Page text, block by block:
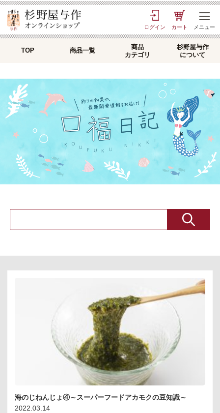
ログイン カート メニュー
TOP 商品一覧
商品
カテゴリ
杉野屋与作
について
TOP > 口福日記
海のじねんじょ④～スーパーフードアカモクの豆知識～
2022.03.14